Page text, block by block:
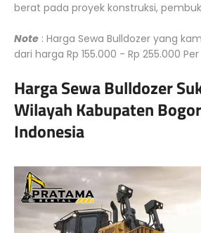
berat pada proyek konstruksi,
Note : Harga Sewa Bulldozer yang
dari harga Rp 155.000 - Rp 255.000
Harga Sewa Bulldozer
Wilayah Kabupaten
Indonesia